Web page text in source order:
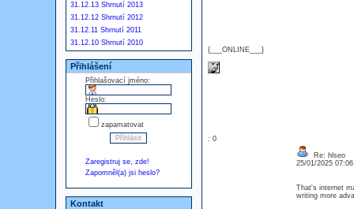
31.12.13 Shrnutí 2013
31.12.12 Shrnutí 2012
31.12.11 Shrnutí 2011
31.12.10 Shrnutí 2010
Přihlášení
Přihlašovací jméno:
Heslo:
zapamatovat
Zaregistruj se, zde!
Zapomněl(a) jsi heslo?
Kontakt
{___ONLINE___}
: 0
Re: hlseo
25/01/2025
That's internet
writing more